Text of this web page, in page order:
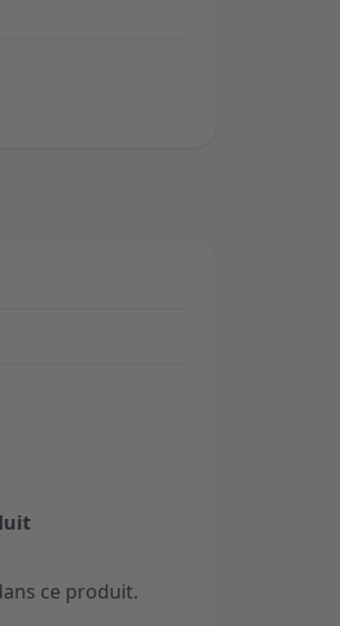
ce produit.